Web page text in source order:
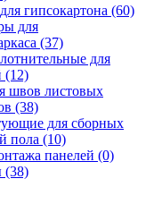
гипсокартона (60)
для
(37)
для
(12)
швов листовых
(38)
для сборных
пола (10)
панелей (0)
(38)